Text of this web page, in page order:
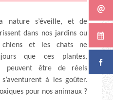
nature s’éveille, et de
dans nos jardins ou
chiens et les chats ne
que ces plantes,
peuvent être de réels
à les goûter.
pour nos animaux ?